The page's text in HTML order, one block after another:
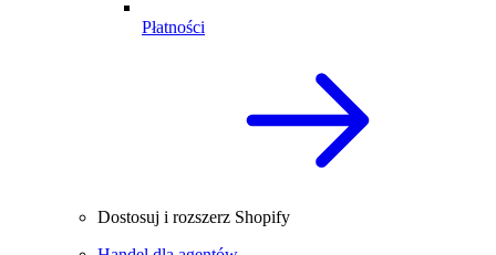
Płatności
Dostosuj i rozszerz Shopify